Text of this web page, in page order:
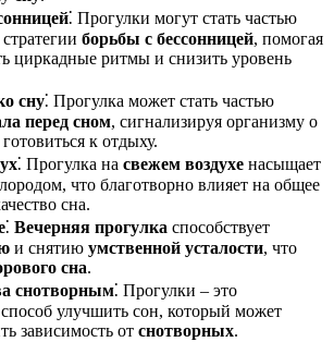
⁚ Прогулки могут стать частью
борьбы с бессонницей, помогая
циркадные ритмы и снизить уровень
сну⁚ Прогулка может стать частью
перед сном, сигнализируя организму о
к отдыху.
⁚ Прогулка на свежем воздухе насыщает
что благотворно влияет на общее
сна.
⁚ Вечерняя прогулка способствует
и снятию умственной усталости, что
сна.
снотворным⁚ Прогулки – это
улучшить сон, который может
зависимость от снотворных.